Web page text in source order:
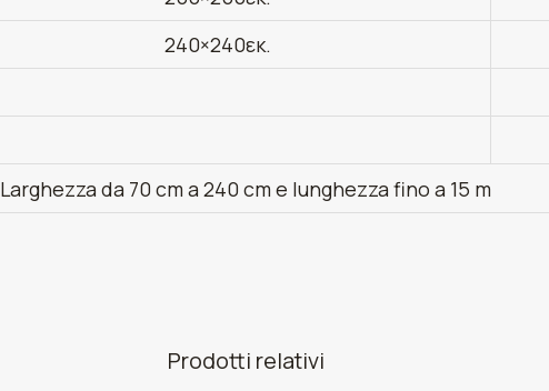
240×240εκ.
Larghezza da 70 cm a 240 cm e lunghezza fino a 15 m
Prodotti relativi